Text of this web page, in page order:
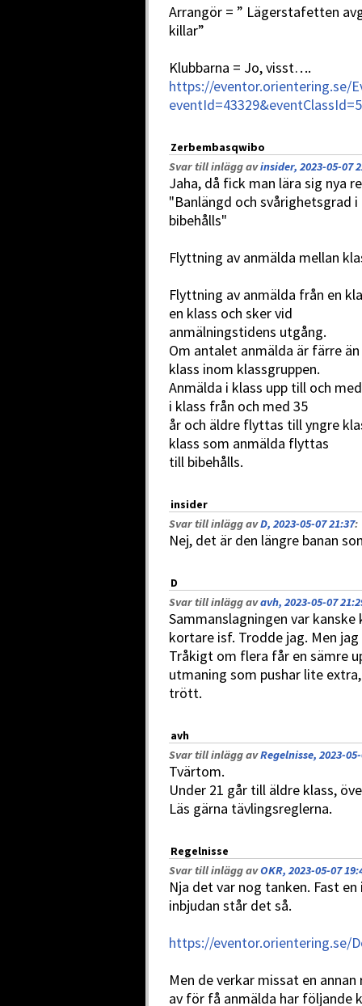
Arrangör = ” Lägerstafetten
killar”
Klubbarna = Jo, visst….
https://eventor.orientering.se/
Zerbembasqwibo
Svar till inlägg avinsider, 2023-05-07
Jaha, då fick man lära sig nya
"Banlängd och svårighetsgrad
bibehålls"
Flyttning av anmälda mellan
Flyttning av anmälda från en
en klass och sker vid
anmälningstidens utgång.
Om antalet anmälda är färre
klass inom klassgruppen.
Anmälda i klass upp till och
i klass från och med 35
år och äldre flyttas till yngre
klass som anmälda flyttas
till bibehålls.
insider
Svar till inlägg avD, 2023-05-07 21:37:
Nej, det är den längre banan
D
Svar till inlägg avavh, 2023-05-07
Sammanslagningen var
kortare isf. Trodde jag. Men
Tråkigt om flera får en sämre
utmaning som pushar lite
trött.
avh
Svar till inlägg avRegelnisse, 2023-
Tvärtom.
Under 21 går till äldre klass,
Läs gärna tävlingsreglerna.
Regelnisse
Svar till inlägg avOKR, 2023-05-07
Nja det var nog tanken. Fast
inbjudan står det så.
https://eventor.orientering.se/
Men de verkar missat en
av för få anmälda har följande